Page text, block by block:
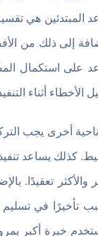
المبتدئين هي
إلى ذلك من
على استكمال
الأخطاء أثناء
أخرى يجب
كذلك يساعد
والأكثر تعقيدًا.
تأخيرًا في تسليم
خبرة أكبر